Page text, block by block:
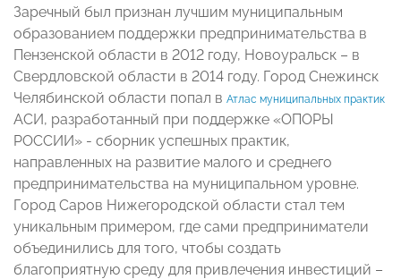
Заречный был признан лучшим муниципальным
образованием поддержки предпринимательства в
Пензенской области в 2012 году, Новоуральск – в
Свердловской области в 2014 году. Город Снежинск
Челябинской области попал в Атлас муниципальных практик
АСИ, разработанный при поддержке «ОПОРЫ
РОССИИ» - сборник успешных практик,
направленных на развитие малого и среднего
предпринимательства на муниципальном уровне.
Город Саров Нижегородской области стал тем
уникальным примером, где сами предприниматели
объединились для того, чтобы создать
благоприятную среду для привлечения инвестиций –